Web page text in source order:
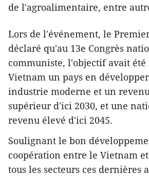
de l'agroalimentaire, entre
Lors de l'événement, le
déclaré qu'au 13e Congrès
communiste, l'objectif avait
Vietnam un pays en
industrie moderne et un
supérieur d'ici 2030, et une
revenu élevé d'ici 2045.
Soulignant le bon
coopération entre le Vietnam
tous les secteurs ces dernières